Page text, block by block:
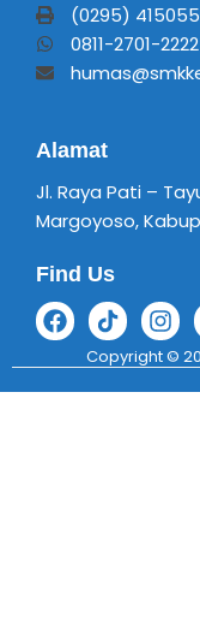
(0295)
0811-2701-2222
Alamat
Jl. Raya Pati –
Margoyoso,
Find Us
Copyright ©